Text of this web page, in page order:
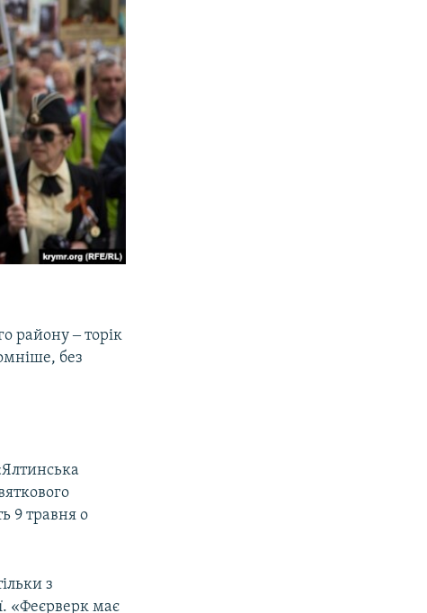
району ‒ торік
без
9 травня о
з
«Феєрверк має